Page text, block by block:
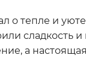
о тепле и
сладкость и
а